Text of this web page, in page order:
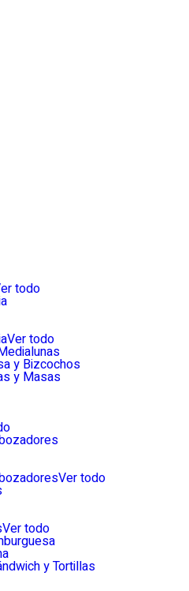
todo
Ver todo
y Bizcochos
y Masas
Ver todo
Ver todo
y Tortillas